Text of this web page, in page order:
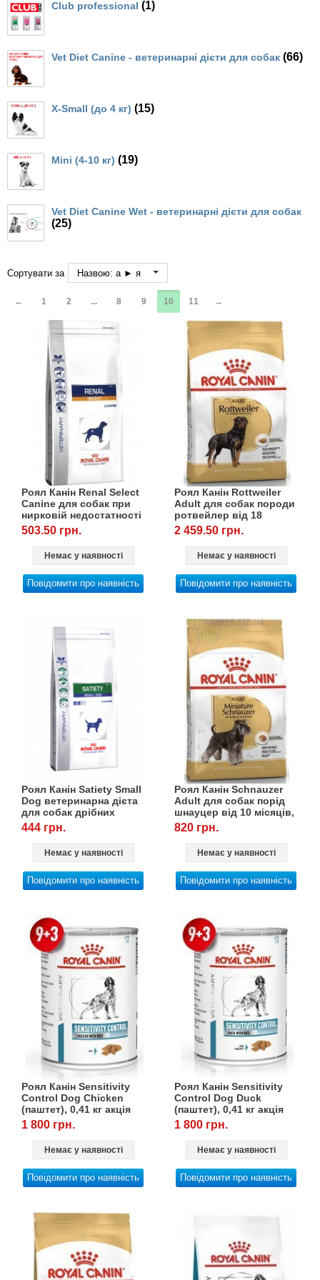
Club professional (1)
Vet Diet Canine - ветеринарні дієти для собак (66)
X-Small (до 4 кг) (15)
Mini (4-10 кг) (19)
Vet Diet Canine Wet - ветеринарні дієти для собак
(25)
Сортувати за Назвою: а ► я
← 1 2 ... 8 9 10 11 →
Роял Канін Renal Select
Canine для собак при
нирковій недостатності
від 12 місяців, 2 кг
503.50 грн.
Немає у наявності
Повідомити про наявність
Роял Канін Rottweiler
Adult для собак породи
ротвейлер від 18
місяців, 12 кг
2 459.50 грн.
Немає у наявності
Повідомити про наявність
Роял Канін Satiety Small
Dog ветеринарна дієта
для собак дрібних
порід, 1,5 кг
444 грн.
Немає у наявності
Повідомити про наявність
Роял Канін Schnauzer
Adult для собак порід
шнауцер від 10 місяців,
3 кг
820 грн.
Немає у наявності
Повідомити про наявність
Роял Канін Sensitivity
Control Dog Chicken
(паштет), 0,41 кг акція
9+3
1 800 грн.
Немає у наявності
Повідомити про наявність
Роял Канін Sensitivity
Control Dog Duck
(паштет), 0,41 кг акція
9+3
1 800 грн.
Немає у наявності
Повідомити про наявність
Ласощі та корма
Vet Diet Canine Wet - ветеринарные диеты
для собак
Лежаки, будиночки, охолоджуючи
килимки
Миски, автогодівниці, поілки
Одяг та взуття
Післяопераційні засоби та витратні
Товари для голубів
Товари для гризунів
Товари для коней
Товари для людей
Хозряд - господарчі товари оптом
Популярні зоотовари
Архів / Знято з виробництва